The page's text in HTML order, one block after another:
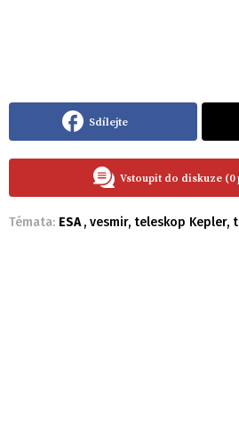
Sdílejte
Vstoupit do diskuze (0
Témata: ESA, vesmir, teleskop Kepler,